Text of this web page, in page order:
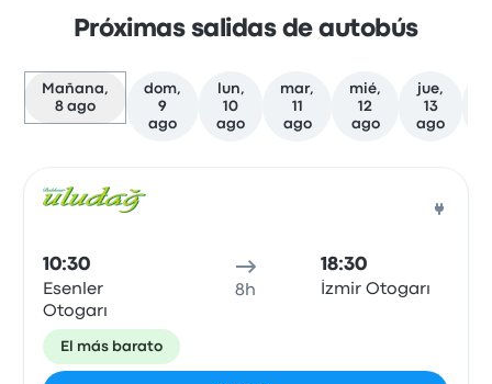
Próximas salidas de autobús
Mañana,
8 ago
dom,
9
ago
lun,
10
ago
mar,
11
ago
mié,
12
ago
jue,
13
ago
10:30
Esenler
Otogarı
8h
18:30
İzmir Otogarı
El más barato